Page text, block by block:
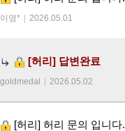
이영* 2026.05.01
[허리] 답변완료
goldmedal 2026.05.02
[허리] 허리 문의 입니다.